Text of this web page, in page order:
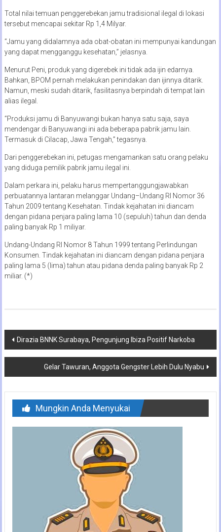
Total nilai temuan penggerebekan jamu tradisional ilegal di lokasi
tersebut mencapai sekitar Rp 1,4 Milyar.
“Jamu yang didalamnya ada obat-obatan ini mempunyai kandungan
yang dapat mengganggu kesehatan,” jelasnya.
Menurut Peni, produk yang digerebek ini tidak ada ijin edarnya.
Bahkan, BPOM pernah melakukan penindakan dan ijinnya ditarik.
Namun, meski sudah ditarik, fasilitasnya berpindah di tempat lain
alias ilegal.
“Produksi jamu di Banyuwangi bukan hanya satu saja, saya
mendengar di Banyuwangi ini ada beberapa pabrik jamu lain.
Termasuk di Cilacap, Jawa Tengah,” tegasnya.
Dari penggerebekan ini, petugas mengamankan satu orang pelaku
yang diduga pemilik pabrik jamu ilegal ini.
Dalam perkara ini, pelaku harus mempertanggungjawabkan
perbuatannya lantaran melanggar Undang–Undang RI Nomor 36
Tahun 2009 tentang Kesehatan. Tindak kejahatan ini diancam
dengan pidana penjara paling lama 10 (sepuluh) tahun dan denda
paling banyak Rp 1 miliyar.
Undang-Undang RI Nomor 8 Tahun 1999 tentang Perlindungan
Konsumen. Tindak kejahatan ini diancam dengan pidana penjara
paling lama 5 (lima) tahun atau pidana denda paling banyak Rp 2
miliar. (*)
Navigasi
pos
Dirazia BNNK Surabaya, Pengunjung Ibiza Positif Narkoba
Gelar Tawuran, Anggota Gengster Lebih Dulu Nyabu
Mungkin Anda Menyukai